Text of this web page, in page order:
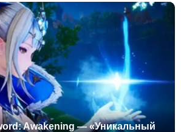
Awakening — «Уникальный